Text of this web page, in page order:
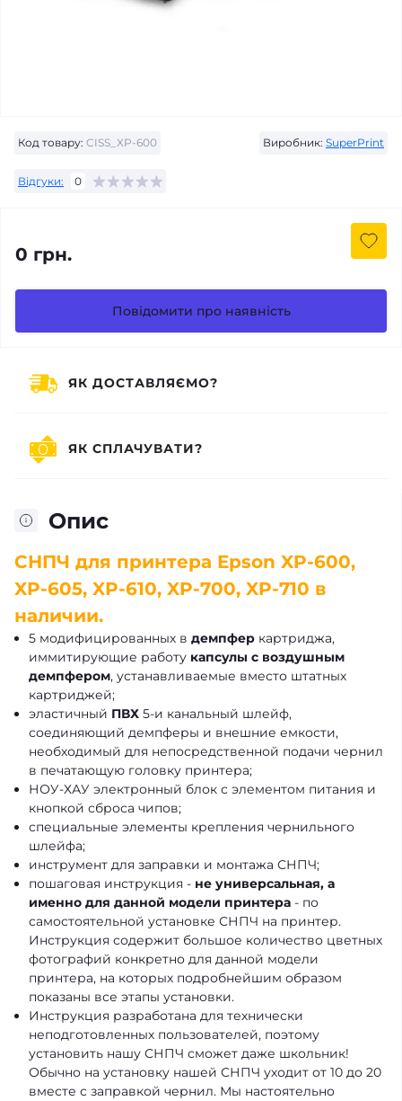
Код товару: CISS_XP-600 Виробник: SuperPrint
Відгуки: 0
0 грн.
Повідомити про наявність
Опис
СНПЧ для принтера Epson XP-600,
XP-605, XP-610, XP-700, XP-710 в
наличии.
5 модифицированных в демпфер картриджа,
иммитирующие работу капсулы с воздушным
демпфером, устанавливаемые вместо штатных
картриджей;
эластичный ПВХ 5-и канальный шлейф,
соединяющий демпферы и внешние емкости,
необходимый для непосредственной подачи чернил
в печатающую головку принтера;
НОУ-ХАУ электронный блок с элементом питания и
кнопкой сброса чипов;
специальные элементы крепления чернильного
шлейфа;
инструмент для заправки и монтажа СНПЧ;
пошаговая инструкция - не универсальная, а
именно для данной модели принтера - по
самостоятельной установке СНПЧ на принтер.
Инструкция содержит большое количество цветных
фотографий конкретно для данной модели
принтера, на которых подробнейшим образом
показаны все этапы установки.
Инструкция разработана для технически
неподготовленных пользователей, поэтому
установить нашу СНПЧ сможет даже школьник!
Обычно на установку нашей СНПЧ уходит от 10 до 20
вместе с заправкой чернил. Мы настоятельно
ЯК ДОСТАВЛЯЄМО?
ЯК СПЛАЧУВАТИ?